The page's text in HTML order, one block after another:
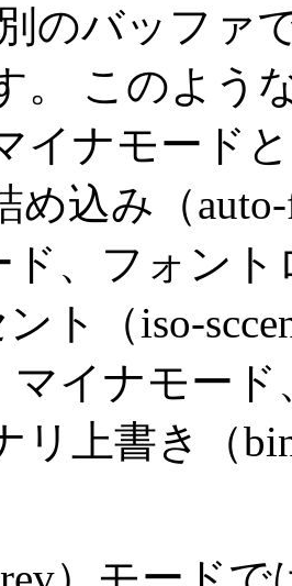
のバッファ
。 このよう
イナモード
め込み（
ド、フォン
ト（iso-
マイナモー
リ上書き（